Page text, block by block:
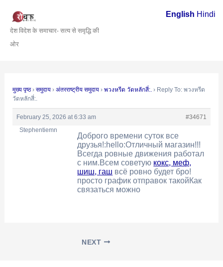
content
देश विदेश के समाचार- सत्य से समृद्धि की
ओर
मुख्य पृष्ठ › समुदाय › अंतरराष्ट्रीय समुदाय › พวงหรีด วัดหลักสี่:. › Reply To: พวงหรีด
วัดหลักสี่:.
February 25, 2026 at 6:33 am
#34671
Stephentiemn
Доброго времени суток все
друзья!:hello:Отличный магазин!!!
Всегда ровные движения работал
с ним.Всем советую кокс, меф,
шиш, гаш всё ровно будет бро!
просто график отправок такойКак
связаться можно
navigation
NEXT
English Hindi